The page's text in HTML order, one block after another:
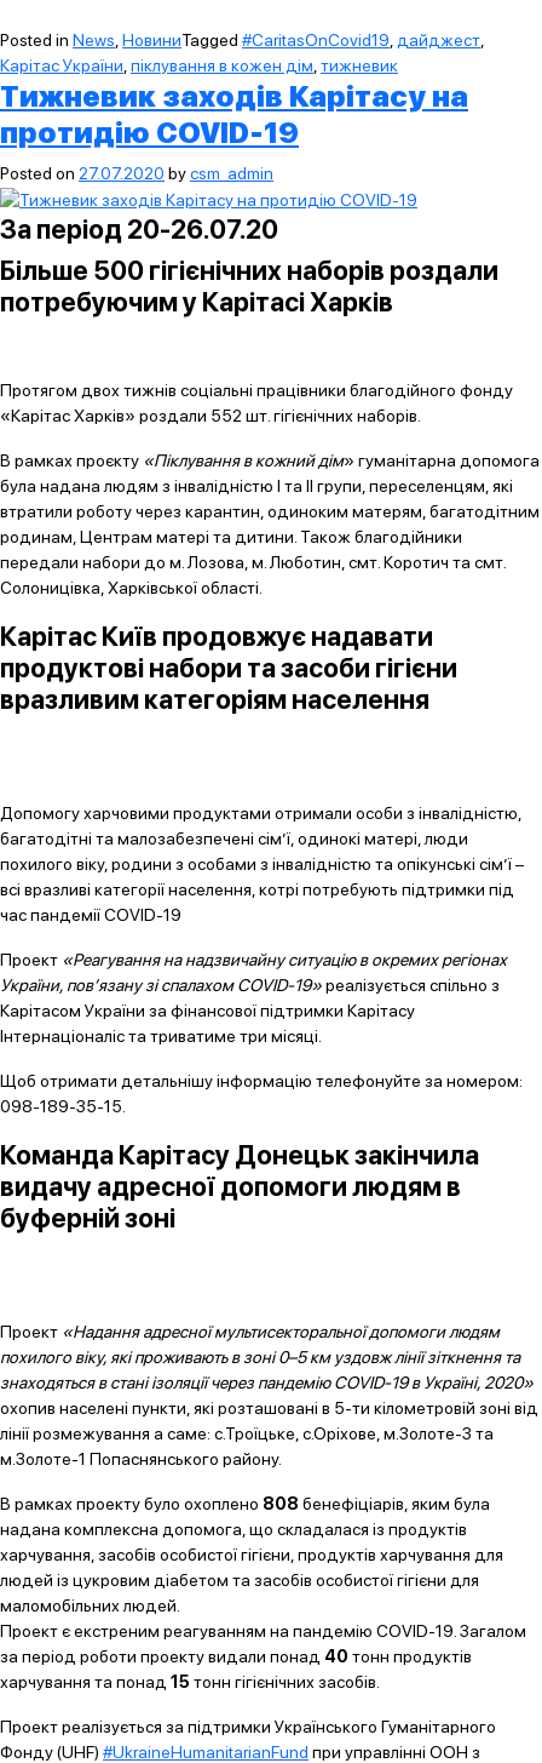
Posted in News НовиниTagged #CaritasOnCovid19 дайджест
Карітас України піклування в кожен дім тижневик
Тижневик заходів Карітасу на
протидію COVID-19
Posted on 27.07.2020 bycsm_admin
За період 20-26.07.20
Більше 500 гігієнічних наборів роздали
потребуючим у Карітасі Харків
Протягом двох тижнів соціальні працівники благодійного фонду
«Карітас Харків» роздали 552 шт. гігієнічних наборів.
В рамках проєкту «Піклування в кожний дім» гуманітарна допомога
була надана людям з інвалідністю I та II групи, переселенцям, які
втратили роботу через карантин, одиноким матерям, багатодітним
родинам, Центрам матері та дитини. Також благодійники
передали набори до м. Лозова, м. Люботин, смт. Коротич та смт.
Солоницівка, Харківської області.
Карітас Київ продовжує надавати
продуктові набори та засоби гігієни
вразливим категоріям населення
Допомогу харчовими продуктами отримали особи з інвалідністю,
багатодітні та малозабезпечені сім’ї, одинокі матері, люди
похилого віку, родини з особами з інвалідністю та опікунські сім’ї –
всі вразливі категорії населення, котрі потребують підтримки під
час пандемії СОVID-19
Проект «Реагування на надзвичайну ситуацію в окремих регіонах
України, пов’язану зі спалахом СОVID-19»реалізується спільно з
Карітасом України за фінансової підтримки Карітасу
Інтернаціоналіс та триватиме три місяці.
Щоб отримати детальнішу інформацію телефонуйте за номером:
098-189-35-15.
Команда Карітасу Донецьк закінчила
видачу адресної допомоги людям в
буферній зоні
Проект «Надання адресної мультисекторальної допомоги людям
похилого віку, які проживають в зоні 0–5 км уздовж лінії зіткнення та
знаходяться в стані ізоляції через пандемію COVID-19 в Україні, 2020»
охопив населені пункти, які розташовані в 5-ти кілометровій зоні від
лінії розмежування а саме: с.Троїцьке, с.Оріхове, м.Золоте-3 та
м.Золоте-1 Попаснянського району.
В рамках проекту було охоплено 808 бенефіціарів, яким була
надана комплексна допомога, що складалася із продуктів
харчування, засобів особистої гігієни, продуктів харчування для
людей із цукровим діабетом та засобів особистої гігієни для
маломобільних людей.
Проект є екстреним реагуванням на пандемію COVID-19. Загалом
за період роботи проекту видали понад 40 тонн продуктів
харчування та понад 15 тонн гігієнічних засобів.
Проект реалізується за підтримки Українського Гуманітарного
Фонду (UHF) #UkraineHumanitarianFund при управлінні ООН з